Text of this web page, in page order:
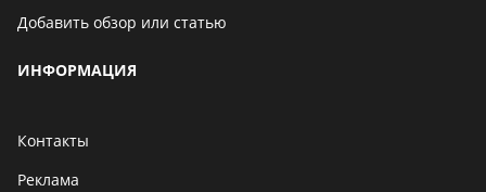
Добавить обзор или статью
ИНФОРМАЦИЯ
Контакты
Реклама